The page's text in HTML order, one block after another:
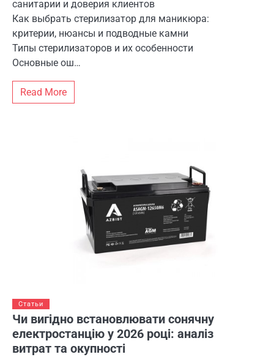
санитарии и доверия клиентов
Как выбрать стерилизатор для маникюра:
критерии, нюансы и подводные камни
Типы стерилизаторов и их особенности
Основные ош…
Read More
Статьи
Чи вигідно встановлювати сонячну
електростанцію у 2026 році: аналіз
витрат та окупності